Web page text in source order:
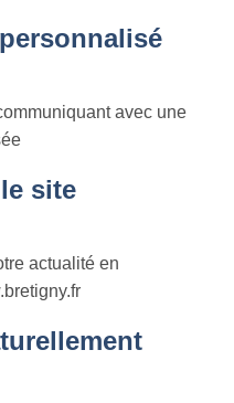
avec une
site
actualité en